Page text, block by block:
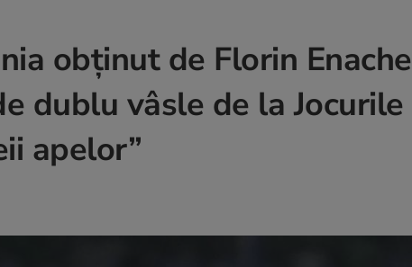
obținut de Florin
dublu vâsle de la
apelor”